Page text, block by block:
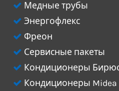
Медные трубы
Энергофлекс
Фреон
Сервисные пакеты
Кондиционеры
Кондиционеры Midea